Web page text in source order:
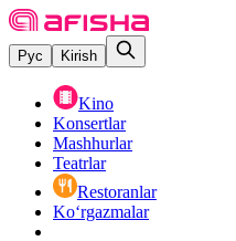
Рус Kirish
Kino
Konsertlar
Mashhurlar
Teatrlar
Restoranlar
Ko‘rgazmalar